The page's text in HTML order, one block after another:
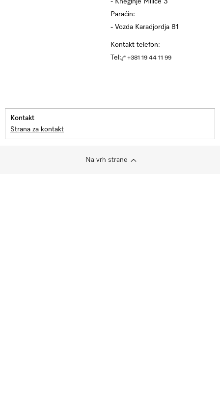
- Kneginje Milice 3
Paraćin:
- Vozda Karadjordja 81
Kontakt telefon:
Tel:
+381 19 44 11 99
Kontakt
Strana za kontakt
Na vrh strane